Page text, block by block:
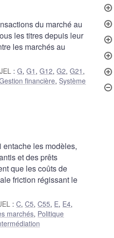
du marché au
les titres depuis leur
les marchés au
:G,G1 ,G12,G2,G21 ,
financière, Système
les modèles,
et des prêts
que les coûts de
friction régissant le
:C,C5,C55, E, E4,
marchés, Politique